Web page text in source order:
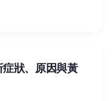
狀、原因與黃